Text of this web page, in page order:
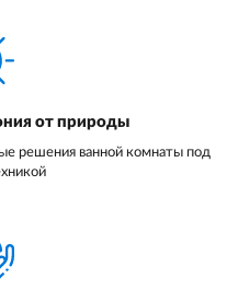
от природы
решения ванной комнаты под